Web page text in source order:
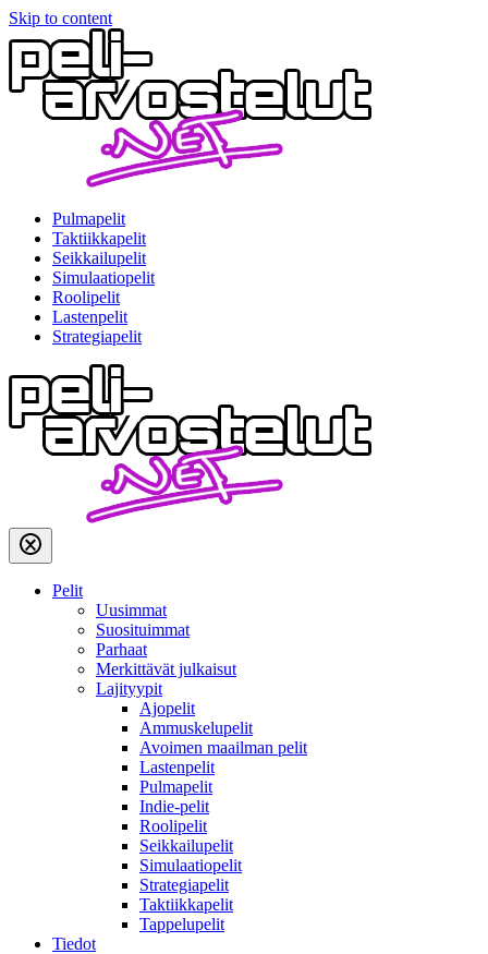
Skip to content
Pulmapelit
Taktiikkapelit
Seikkailupelit
Simulaatiopelit
Roolipelit
Lastenpelit
Strategiapelit
Pelit
Uusimmat
Suosituimmat
Parhaat
Merkittävät julkaisut
Lajityypit
Ajopelit
Ammuskelupelit
Avoimen maailman pelit
Lastenpelit
Pulmapelit
Indie-pelit
Roolipelit
Seikkailupelit
Simulaatiopelit
Strategiapelit
Taktiikkapelit
Tappelupelit
Tiedot